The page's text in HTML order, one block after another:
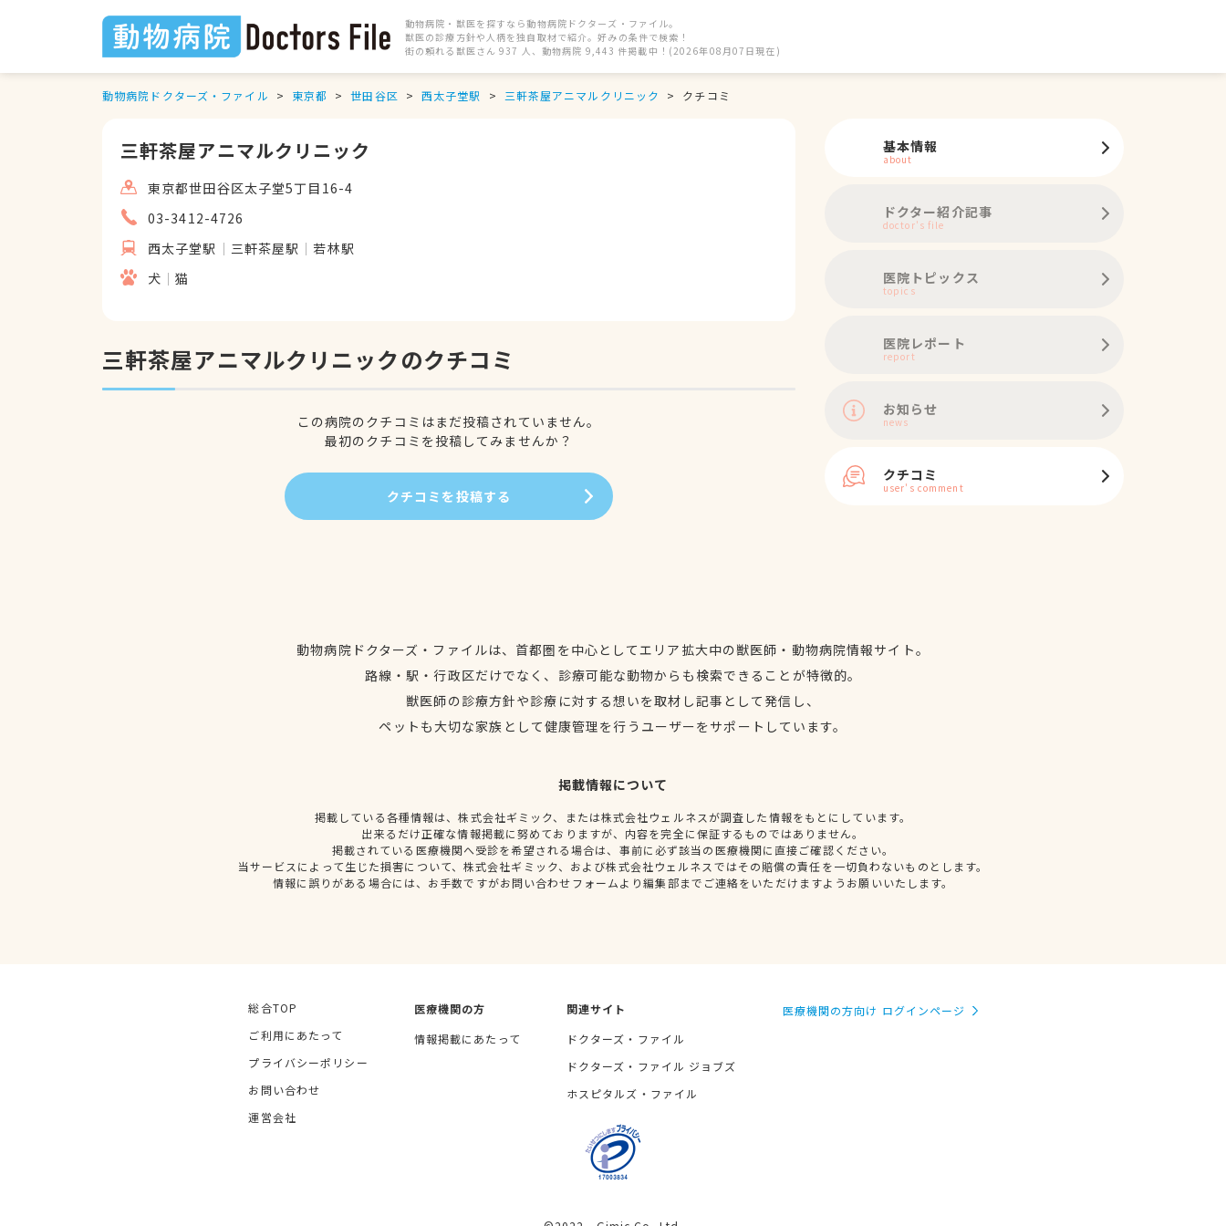
動物病院・獣医を探すなら動物病院ドクターズ・ファイル。
獣医の診療方針や人柄を独自取材で紹介。好みの条件で検索！
街の頼れる獣医さん 937 人、動物病院 9,443 件掲載中！(2026年08月07日現在)
動物病院ドクターズ・ファイル 東京都 世田谷区 西太子堂駅 三軒茶屋アニマルクリニック クチコミ
三軒茶屋アニマルクリニック
東京都世田谷区太子堂5丁目16-4
03-3412-4726
西太子堂駅
三軒茶屋駅
若林駅
犬
猫
三軒茶屋アニマルクリニックのクチコミ
この病院のクチコミはまだ投稿されていません。
最初のクチコミを投稿してみませんか？
クチコミを投稿する
基本情報
about
ドクター紹介記事
doctor's file
医院トピックス
topics
医院レポート
report
お知らせ
news
クチコミ
user's comment
動物病院ドクターズ・ファイルは、首都圏を中心としてエリア拡大中の獣医師・動物病院情報サイト。
路線・駅・行政区だけでなく、診療可能な動物からも検索できることが特徴的。
獣医師の診療方針や診療に対する想いを取材し記事として発信し、
ペットも大切な家族として健康管理を行うユーザーをサポートしています。
掲載情報について
掲載している各種情報は、株式会社ギミック、または株式会社ウェルネスが調査した情報をもとにしています。
出来るだけ正確な情報掲載に努めておりますが、内容を完全に保証するものではありません。
掲載されている医療機関へ受診を希望される場合は、事前に必ず該当の医療機関に直接ご確認ください。
当サービスによって生じた損害について、株式会社ギミック、および株式会社ウェルネスではその賠償の責任を一切負わないものとします。
情報に誤りがある場合には、お手数ですがお問い合わせフォームより編集部までご連絡をいただけますようお願いいたします。
総合TOP
ご利用にあたって
プライバシーポリシー
お問い合わせ
運営会社
医療機関の方
情報掲載にあたって
関連サイト
ドクターズ・ファイル
ドクターズ・ファイル ジョブズ
ホスピタルズ・ファイル
医療機関の方向け ログインページ